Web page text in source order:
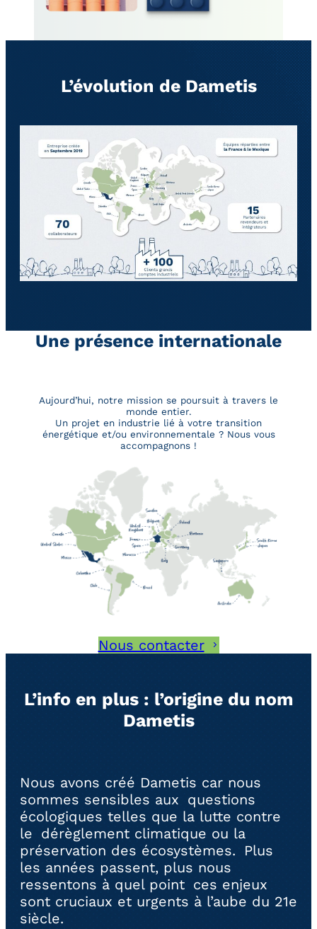
L’évolution de Dametis
Une présence internationale
Aujourd’hui, notre mission se poursuit à travers le
monde entier.
Un projet en industrie lié à votre transition
énergétique et/ou environnementale ? Nous vous
accompagnons !
Nous contacter
L’info en plus : l’origine du nom
Dametis
Nous avons créé Dametis car nous
sommes sensibles aux questions
écologiques telles que la lutte contre
le dérèglement climatique ou la
préservation des écosystèmes. Plus
les années passent, plus nous
ressentons à quel point ces enjeux
sont cruciaux et urgents à l’aube du 21e
siècle.